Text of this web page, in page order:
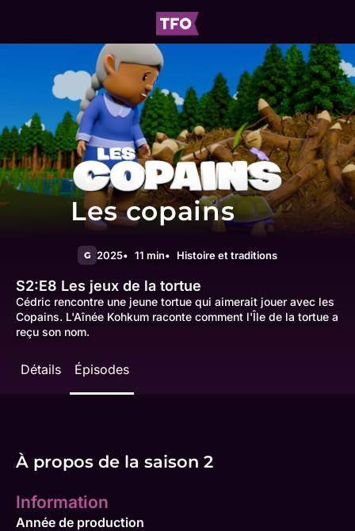
Les copains
G 2025 11 min Histoire et traditions
S2:E8 Les jeux de la tortue
Cédric rencontre une jeune tortue qui aimerait jouer avec les
Copains. L'Aînée Kohkum raconte comment l'Île de la tortue a
reçu son nom.
Détails Épisodes
À propos de la saison 2
Information
Année de production